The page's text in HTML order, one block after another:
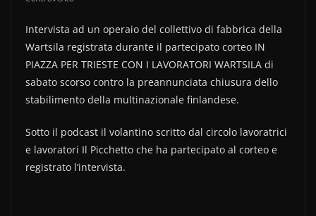
b
o
o
k
vi
di
Intervista ad un operaio del collettivo di fabbrica della
Wartsila registrata durante il partecipato corteo IN
PIAZZA PER TRIESTE CON I LAVORATORI WARTSILA di
sabato scorso contro la preannunciata chiusura dello
stabilimento della multinazionale finlandese.
Sotto il podcast il volantino scritto dal circolo lavoratrici
e lavoratori Il Picchetto che ha partecipato al corteo e
registrato l’intervista.